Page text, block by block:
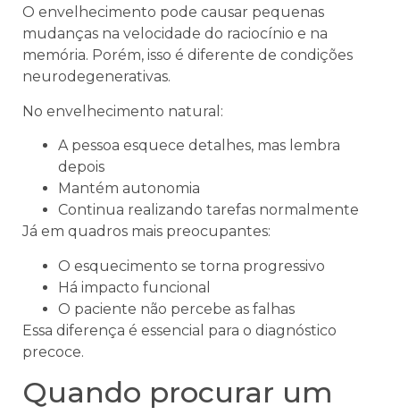
O envelhecimento pode causar pequenas
mudanças na velocidade do raciocínio e na
memória. Porém, isso é diferente de condições
neurodegenerativas.
No envelhecimento natural:
A pessoa esquece detalhes, mas lembra
depois
Mantém autonomia
Continua realizando tarefas normalmente
Já em quadros mais preocupantes:
O esquecimento se torna progressivo
Há impacto funcional
O paciente não percebe as falhas
Essa diferença é essencial para o diagnóstico
precoce.
Quando procurar um